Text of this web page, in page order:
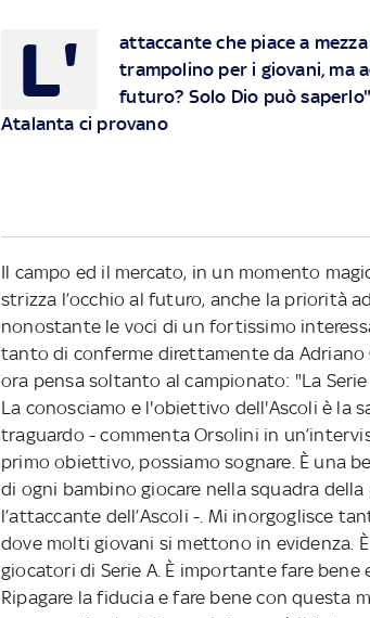
L'
attaccante che piace a
trampolino per i giovani, ma
futuro? Solo Dio può
Atalanta ci provano
Il campo ed il mercato, in un momento
strizza l’occhio al futuro, anche la priorità
nonostante le voci di un fortissimo
tanto di conferme direttamente da Adriano
ora pensa soltanto al campionato: "La
La conosciamo e l'obiettivo dell'Ascoli è la
traguardo - commenta Orsolini in
primo obiettivo, possiamo sognare. È una
di ogni bambino giocare nella squadra
l’attaccante dell’Ascoli -. Mi inorgoglisce
dove molti giovani si mettono in evidenza.
giocatori di Serie A. È importante fare
Ripagare la fiducia e fare bene con questa